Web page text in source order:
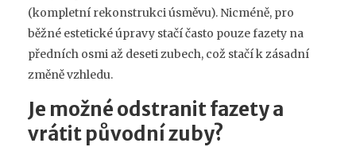
(kompletní rekonstrukci úsměvu). Nicméně, pro
běžné estetické úpravy stačí často pouze fazety na
předních osmi až deseti zubech, což stačí k zásadní
změně vzhledu.
Je možné odstranit fazety a
vrátit původní zuby?